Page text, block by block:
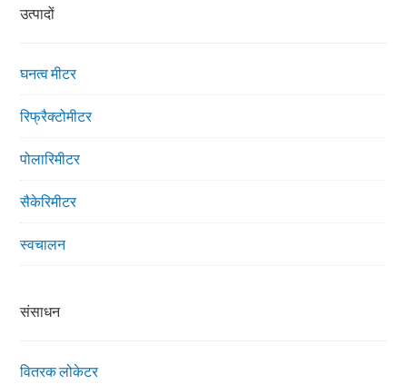
उत्पादों
घनत्व मीटर
रिफ्रैक्टोमीटर
पोलारिमीटर
सैकेरिमीटर
स्वचालन
संसाधन
वितरक लोकेटर